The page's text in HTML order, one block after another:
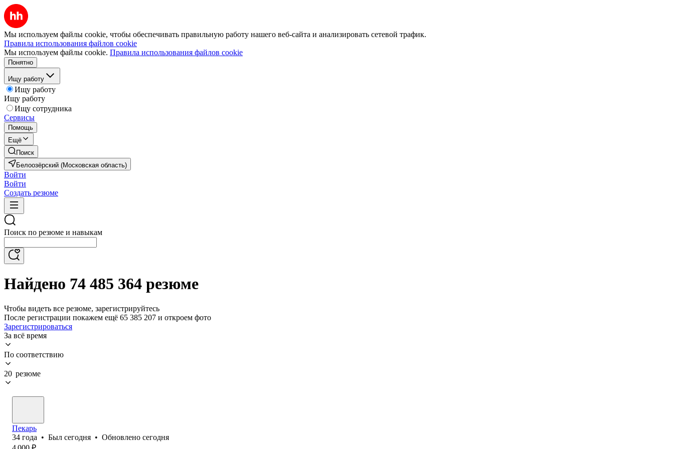
Мы используем файлы cookie, чтобы обеспечивать правильную работу нашего веб-сайта и анализировать сетевой трафик.
Правила использования файлов cookie
Мы используем файлы cookie. Правила использования файлов cookie
Понятно
Ищу работу
Ищу работу
Ищу работу
Ищу сотрудника
Сервисы
Помощь
Ещё
Поиск
Белоозёрский (Московская область)
Войти
Войти
Создать резюме
Поиск по резюме и навыкам
Найдено 74 485 364 резюме
Чтобы видеть все резюме, зарегистрируйтесь
После регистрации покажем ещё 65 385 207 и откроем фото
Зарегистрироваться
За всё время
По соответствию
20 резюме
Пекарь
34 года • Был сегодня • Обновлено сегодня